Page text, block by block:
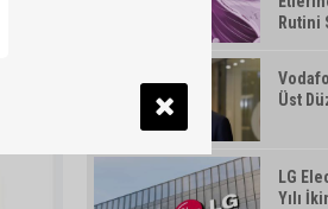
Rutini
Üst
LG
Yılı